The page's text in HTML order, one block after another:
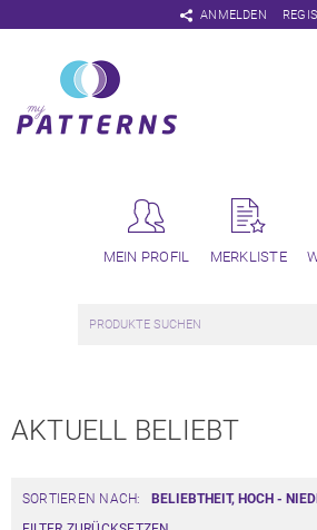
ANMELDEN
MEIN PROFIL MERKLISTE
AKTUELL BELIEBT
SORTIEREN NACH: